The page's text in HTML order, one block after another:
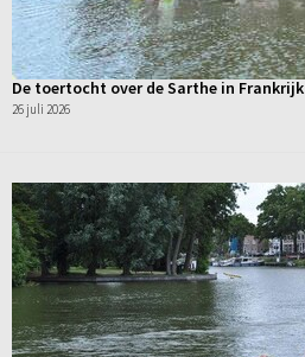
De toertocht over de Sarthe in Frankrijk
26 juli 2026